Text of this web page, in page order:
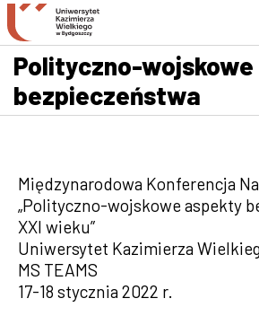
Przejdź do wyszukiwarki
Przejdź do treści
Przejdź do stopki - Kontakt
Polityczno-
bezpieczeństwa
Międzynarodowa Konferencja
„Polityczno-wojskowe aspekty
XXI wieku”
Uniwersytet Kazimierza
MS TEAMS
17-18 stycznia 2022 r.